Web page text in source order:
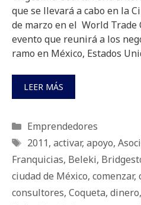
que se llevará a cabo en la
de marzo en el World Trade
evento que reunirá a los
ramo en México, Estados
LEER MÁS
Categorías
Emprendedores
Etiquetas
2011, activar, apoyo,
Franquicias, Beleki,
ciudad de México, comenzar,
consultores, Coqueta, dinero,